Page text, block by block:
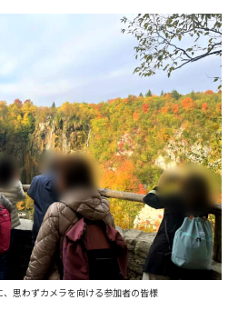
思わずカメラを向ける参加者の皆様